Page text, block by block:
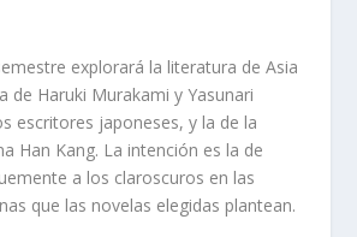
explorará la literatura de Asia
de Haruki Murakami y Yasunari
escritores japoneses, y la de la
Han Kang. La intención es la de
a los claroscuros en las
que las novelas elegidas plantean.